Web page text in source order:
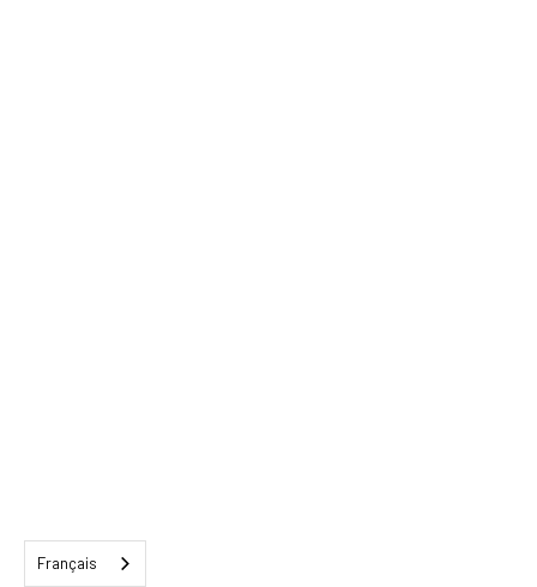
Français